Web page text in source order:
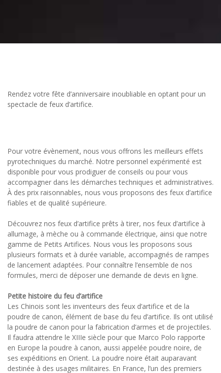
Rendez votre fête d’anniversaire inoubliable en optant pour un
spectacle de feux d’artifice.
Pour votre évènement, nous vous offrons les meilleurs effets
pyrotechniques du marché. Notre personnel expérimenté est
disponible pour vous prodiguer de conseils ou pour vous
accompagner dans les démarches techniques et administratives.
À des prix raisonnables, nous vous proposons des feux d’artifice
fiables et de qualité supérieure.
Découvrez nos feux d’artifice prêts à tirer, nos feux d’artifice à
allumage, à mèche ou à commande électrique, ainsi que notre
gamme de Petits Artifices. Nous vous les proposons sous
plusieurs formats et à durée variable, accompagnés de rampes
de lancement adaptées. Pour connaître l’ensemble de nos
formules, merci de déposer une demande de devis en ligne.
Petite histoire du feu d’artifice
Les Chinois sont les inventeurs des feux d’artifice et de la
poudre de canon, élément de base du feu d’artifice. Ils ont utilisé
la poudre de canon pour la fabrication d’armes et de projectiles.
Il faudra attendre le XIIIe siècle pour que Marco Polo rapporte
en Europe la poudre à canon, aussi appelée poudre noire, de
ses expéditions en Orient. La poudre noire était auparavant
destinée à des usages militaires. En France, l’un des premiers